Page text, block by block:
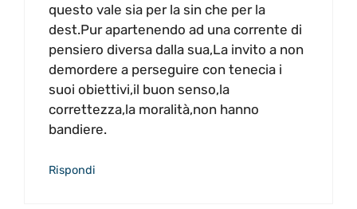
questo vale sia per la sin che per la
dest.Pur apartenendo ad una corrente di
pensiero diversa dalla sua,La invito a non
demordere a perseguire con tenecia i
suoi obiettivi,il buon senso,la
correttezza,la moralità,non hanno
bandiere.
Rispondi